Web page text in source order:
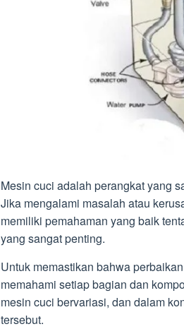
Mesin cuci adalah perangkat yang
Jika mengalami masalah atau
memiliki pemahaman yang baik
yang sangat penting.
Untuk memastikan bahwa
memahami setiap bagian dan
mesin cuci bervariasi, dan dalam
tersebut.